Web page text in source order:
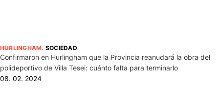
HURLINGHAM. SOCIEDAD
Confirmaron en Hurlingham que la Provincia reanudará la obra del
polideportivo de Villa Tesei: cuánto falta para terminarlo
08. 02. 2024